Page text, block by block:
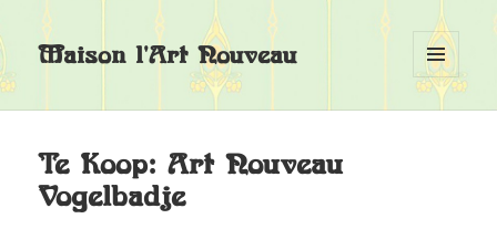
Maison l'Art Nouveau
MENU
EN
Te Koop: Art Nouveau
Vogelbadje